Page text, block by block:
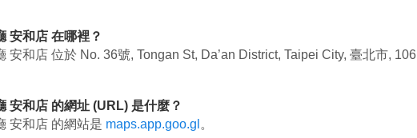
安和店 在哪裡？
安和店 位於 No. 36號, Tongan St, Da’an District, Taipei City, 臺北市, 106
安和店 的網址 (URL) 是什麼？
安和店 的網站是 maps.app.goo.gl 。